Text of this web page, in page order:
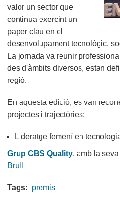
valor un sector que
continua exercint un
paper clau en el
desenvolupament tecnològic,
La jornada va reunir
des d'àmbits diversos, estan
regió.
En aquesta edició, es van
projectes i trajectòries:
Lideratge femení en
Grup CBS Quality, amb la
Brull
Tags: premis